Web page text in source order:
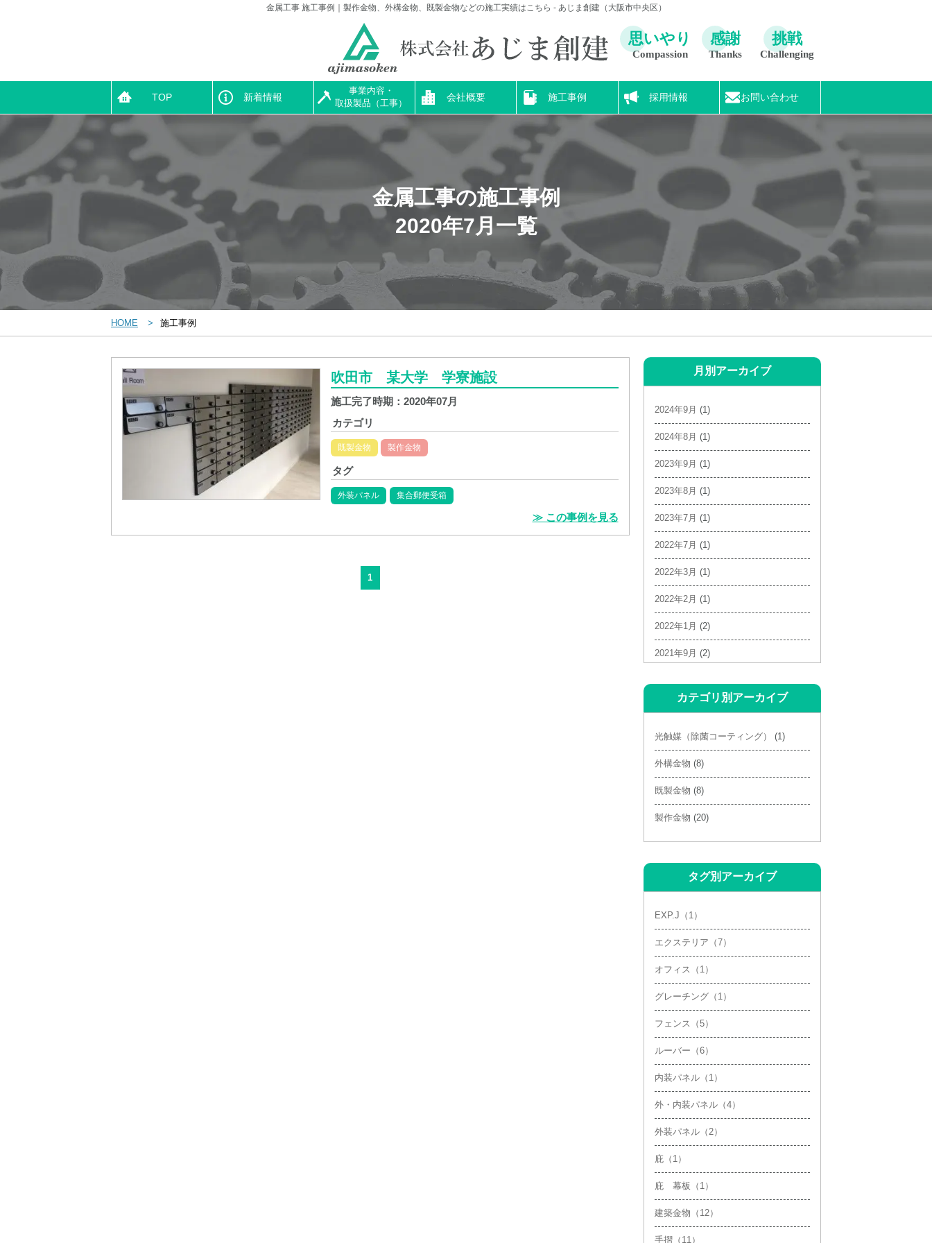
金属工事 施工事例｜製作金物、外構金物、既製金物などの施工実績はこちら - あじま創建（大阪市中央区）
思いやり
Compassion
感謝
Thanks
挑戦
Challenging
TOP 新着情報
事業内容・
取扱製品（工事）
会社概要 施工事例 採用情報 お問い合わせ
金属工事の施工事例
2020年7月一覧
HOME 施工事例
吹田市 某大学 学寮施設
施工完了時期： 2020年07月
カテゴリ
既製金物 製作金物
タグ
外装パネル 集合郵便受箱
≫ この事例を見る
1
月別アーカイブ
2024年9月 (1)
2024年8月 (1)
2023年9月 (1)
2023年8月 (1)
2023年7月 (1)
2022年7月 (1)
2022年3月 (1)
2022年2月 (1)
2022年1月 (2)
2021年9月 (2)
2021年3月(2)
2021年2月(4)
2020年10月(1)
2020年9月(1)
2020年7月(1)
カテゴリ別アーカイブ
光触媒（除菌コーティング） (1)
外構金物 (8)
既製金物 (8)
製作金物 (20)
タグ別アーカイブ
EXP.J（1）
エクステリア（7）
オフィス（1）
グレーチング（1）
フェンス（5）
ルーバー（6）
内装パネル（1）
外・内装パネル（4）
外装パネル（2）
庇（1）
庇 幕板（1）
建築金物（12）
手摺（11）